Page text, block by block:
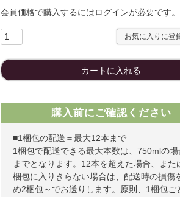
会員価格で購入するにはログインが必要です。
お気に入りに登
カートに入れる
購入前にご確認ください
■1梱包の配送＝最大12本まで
1梱包で配送できる最大本数は、750mlの場
までとなります。12本を超えた場合、また
梱包に入りきらない場合は、配送時の損傷
め2梱包～でお送りします。原則、1梱包ご